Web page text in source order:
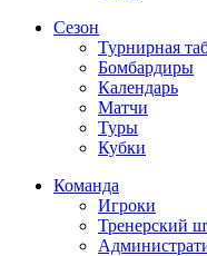
Сезон
Турнирная
Бомбардиры
Календарь
Матчи
Туры
Кубки
Команда
Игроки
Тренерский